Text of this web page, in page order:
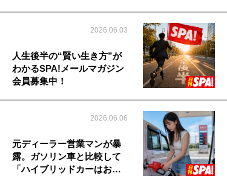
2026.06.03
人生後半の“賢い生き方”が
わかるSPA!メールマガジン
会員募集中！
2026.06.06
元ディーラー営業マンが暴
露。ガソリン車と比較して
「ハイブリッドカーはお…